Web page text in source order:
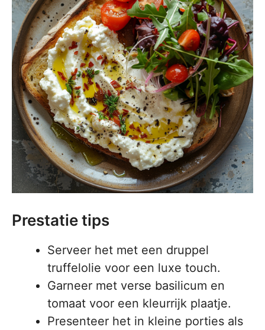
Prestatie tips
Serveer het met een druppel
truffelolie voor een luxe touch.
Garneer met verse basilicum en
tomaat voor een kleurrijk plaatje.
Presenteer het in kleine porties als